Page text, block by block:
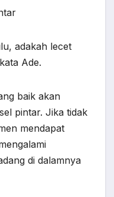
adakah lecet
Ade.
baik akan
pintar. Jika tidak
mendapat
di dalamnya